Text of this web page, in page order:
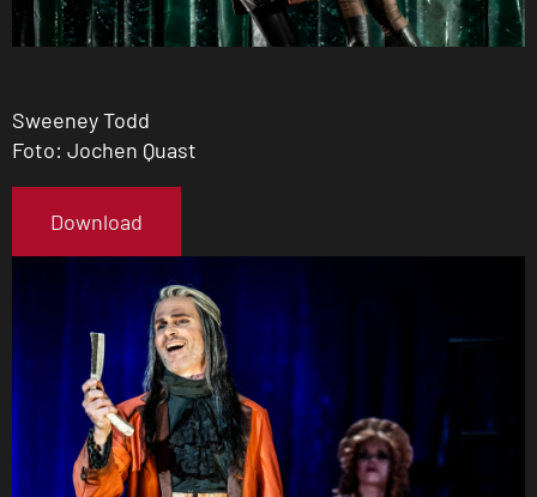
Sweeney Todd
Foto: Jochen Quast
Download